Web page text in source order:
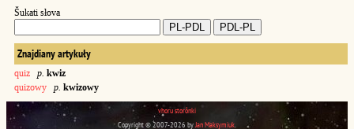
Šukati słova
Znajdiany artykuły
quiz p. kwiz
quizowy
p. kwizowy
vhoru storônki
Copyright © 2007-2026 byJan Maksymiuk.